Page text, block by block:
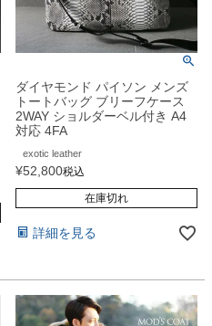
ダイヤモンド パイソン メンズ
トートバッグ ブリーフケース
2WAY ショルダーベル付き A4
対応 4FA
exotic leather
¥52,800税込
在庫切れ
詳細を見る